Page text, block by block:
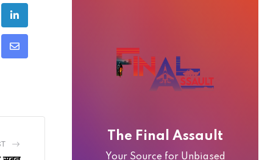
LinkedIn
Share
The Final Assault
Your Source for Unbiased